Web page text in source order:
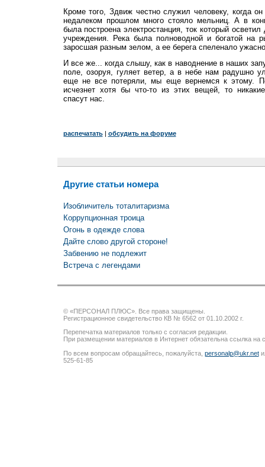
Кроме того, Здвиж честно служил человеку, когда
недалеком прошлом много стояло мельниц. А в
была построена электростанция, ток который
учреждения. Река была полноводной и богатой на
заросшая разным зелом, а ее берега спеленало
И все же... когда слышу, как в наводнение в наших
поле, озоруя, гуляет ветер, а в небе нам радушно
еще не все потеряли, мы еще вернемся к этому.
исчезнет хотя бы что-то из этих вещей, то
спасут нас.
распечатать| обсудить на форуме
Другие статьи номера
Изобличитель тоталитаризма
Коррупционная троица
Огонь в одежде слова
Дайте слово другой стороне!
Забвению не подлежит
Встреча с легендами
© «ПЕРСОНАЛ ПЛЮС». Все права защищены.
Регистрационное свидетельство КВ № 6562 от 01.10.2002 г.
Перепечатка материалов только с согласия редакции.
При размещении материалов в Интернет обязательна ссылка на
По всем вопросам обращайтесь, пожалуйста, personalp@ukr.net
525-61-85